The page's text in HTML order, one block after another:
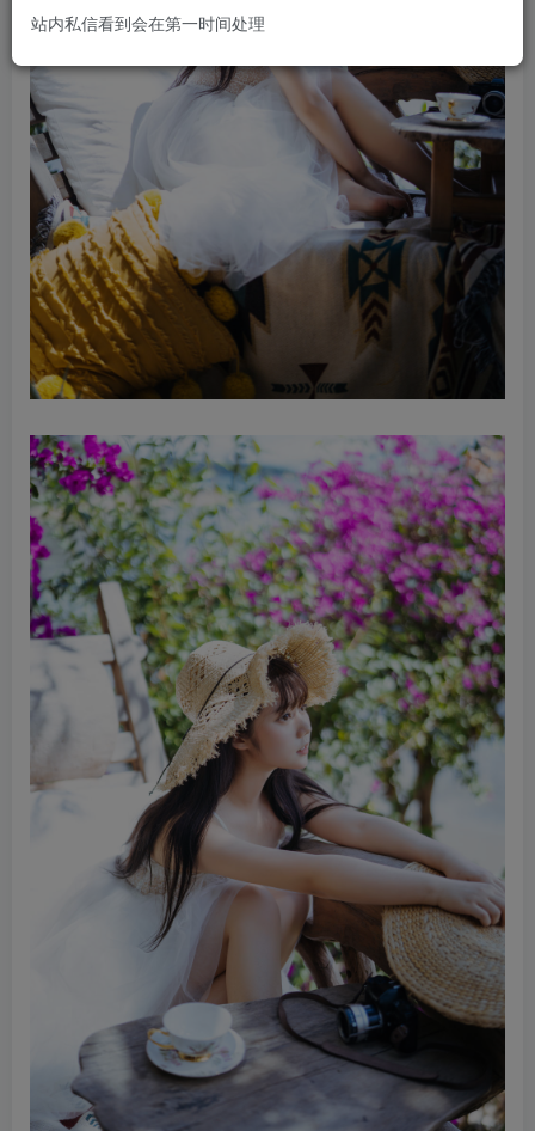
站内私信看到会在第一时间处理